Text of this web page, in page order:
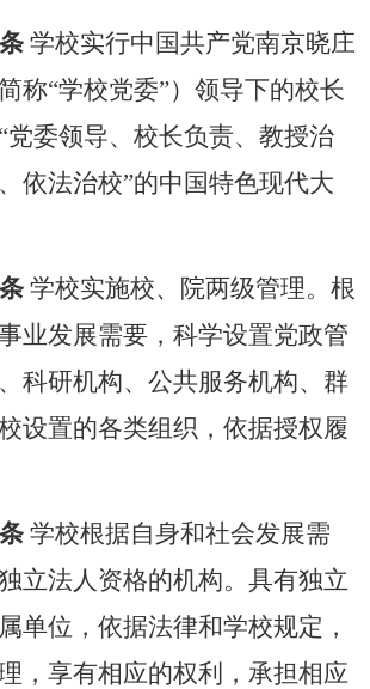
学校实行中国共产党南京晓庄
称“学校党委”）领导下的校长
党委领导、校长负责、教授治
依法治校”的中国特色现代大
学校实施校、院两级管理。根
业发展需要，科学设置党政管
科研机构、公共服务机构、群
设置的各类组织，依据授权履
学校根据自身和社会发展需
立法人资格的机构。具有独立
单位，依据法律和学校规定，
，享有相应的权利，承担相应